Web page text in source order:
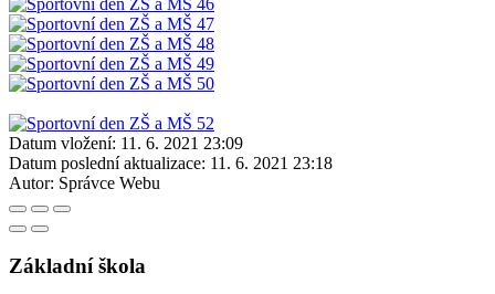
Datum vložení: 11. 6. 2021 23:09
Datum poslední aktualizace: 11. 6. 2021 23:18
Autor: Správce Webu
Základní škola